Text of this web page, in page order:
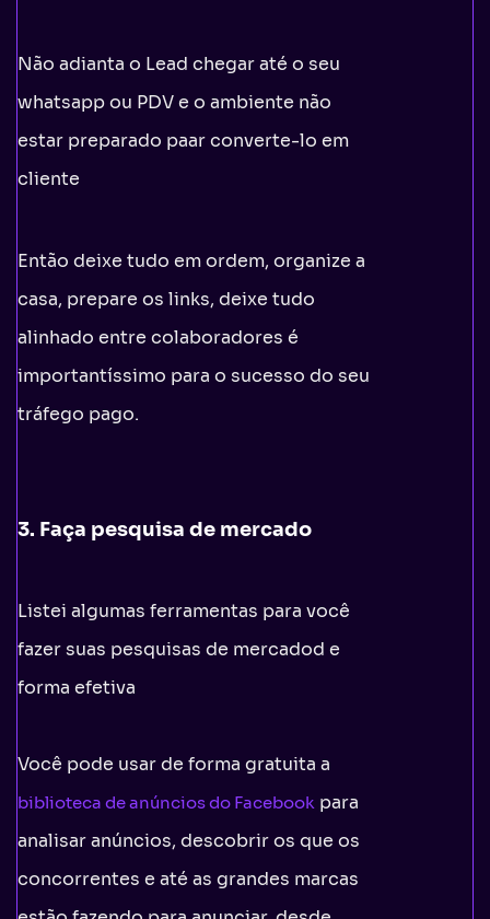
Não adianta o Lead chegar até o seu
whatsapp ou PDV e o ambiente não
estar preparado paar converte-lo em
cliente
Então deixe tudo em ordem, organize a
casa, prepare os links, deixe tudo
alinhado entre colaboradores é
importantíssimo para o sucesso do seu
tráfego pago.
3. Faça pesquisa de mercado
Listei algumas ferramentas para você
fazer suas pesquisas de mercadod e
forma efetiva
Você pode usar de forma gratuita a
biblioteca de anúncios do Facebook para
analisar anúncios, descobrir os que os
concorrentes e até as grandes marcas